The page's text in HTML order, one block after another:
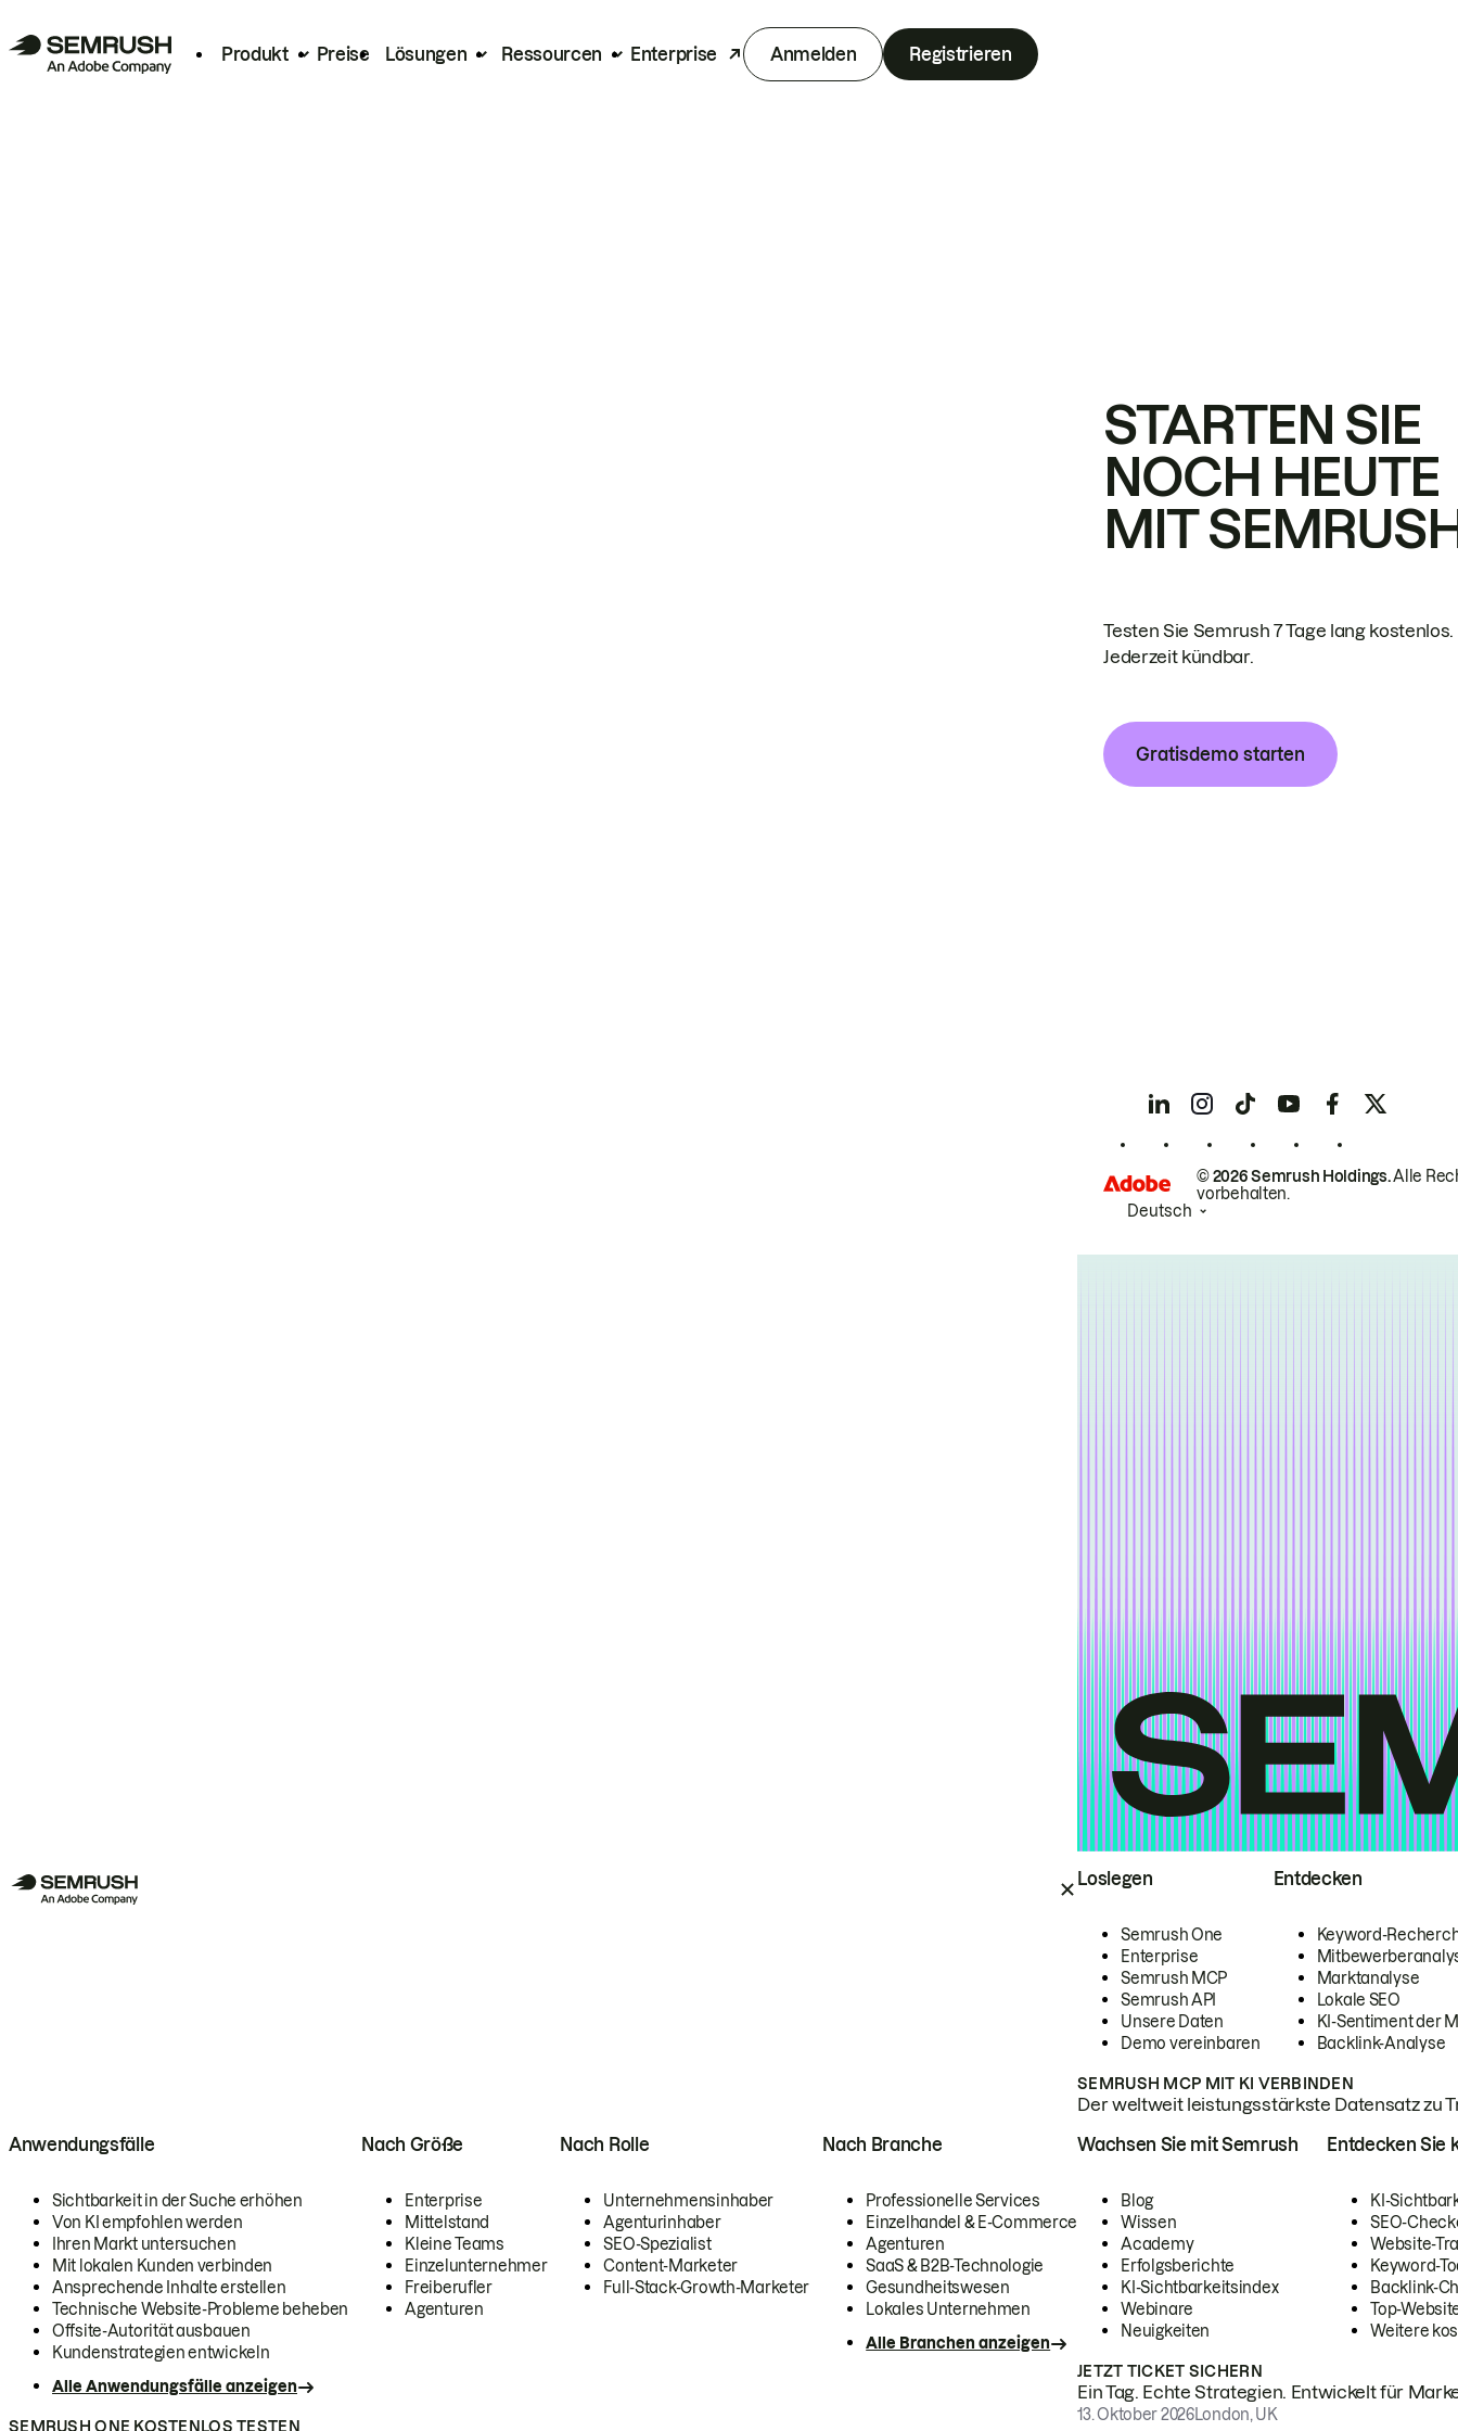
Produkt Preise Lösungen Ressourcen Enterprise Anmelden Registrieren
Loslegen
Semrush One
Enterprise
Semrush MCP
Semrush API
Unsere Daten
Demo vereinbaren
Entdecken
Keyword-
Marktanalyse
Lokale SEO
KI-Sentiment der
Backlink-Analyse
SEMRUSH MCP MIT KI VERBINDEN
Der weltweit leistungsstärkste Datensatz zu
Anwendungsfälle
Sichtbarkeit in der Suche erhöhen
Von KI empfohlen werden
Ihren Markt untersuchen
Mit lokalen Kunden verbinden
Ansprechende Inhalte erstellen
Technische Website-Probleme beheben
Offsite-Autorität ausbauen
Kundenstrategien entwickeln
Alle Anwendungsfälle anzeigen
Nach Größe
Enterprise
Mittelstand
Kleine Teams
Einzelunternehmer
Freiberufler
Agenturen
Nach Rolle
Unternehmensinhaber
Agenturinhaber
SEO-Spezialist
Content-Marketer
Full-Stack-Growth-Marketer
Nach Branche
Professionelle Services
Einzelhandel & E-Commerce
Agenturen
SaaS & B2B-Technologie
Gesundheitswesen
Lokales Unternehmen
Alle Branchen anzeigen
SEMRUSH ONE KOSTENLOS TESTEN
Wachsen Sie mit Semrush
Blog
Wissen
Academy
Erfolgsberichte
KI-Sichtbarkeitsindex
Webinare
Neuigkeiten
Entdecken Sie
KI-
SEO-
Website-
Keyword-
Backlink-
Top-
Weitere
JETZT TICKET SICHERN
Ein Tag. Echte Strategien. Entwickelt für
13. Oktober 2026London, UK
STARTEN SIE
NOCH HEUTE
MIT
Testen Sie Semrush 7 Tage lang kostenlos.
Jederzeit kündbar.
Gratisdemo starten
© 2026 Semrush Holdings.Alle
vorbehalten.
Deutsch